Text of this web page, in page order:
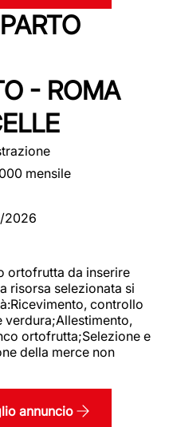
- ROMA
mensile
2026
ortofrutta da inserire
risorsa selezionata si
controllo
ortofrutta;Selezione e
della merce non
annuncio